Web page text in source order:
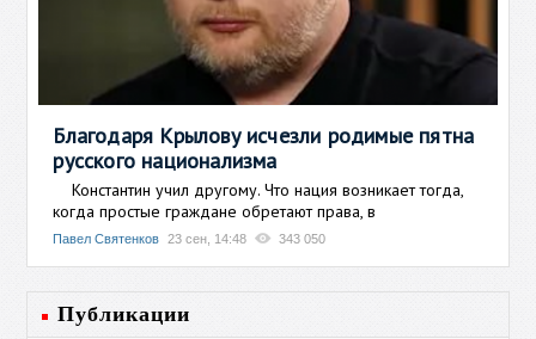
Благодаря Крылову исчезли родимые пятна
русского национализма
Константин учил другому. Что нация возникает тогда,
когда простые граждане обретают права, в
Павел Святенков 23 сен, 14:48 343 050
Публикации